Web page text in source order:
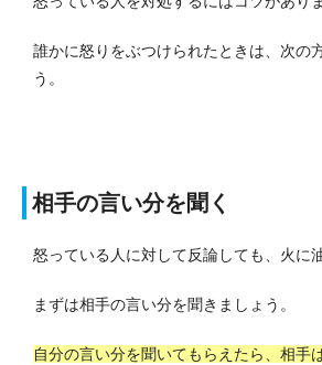
誰かに怒りをぶつけられたときは、次の
う。
相手の言い分を聞く
怒っている人に対して反論しても、火に
まずは相手の言い分を聞きましょう。
自分の言い分を聞いてもらえたら、相手